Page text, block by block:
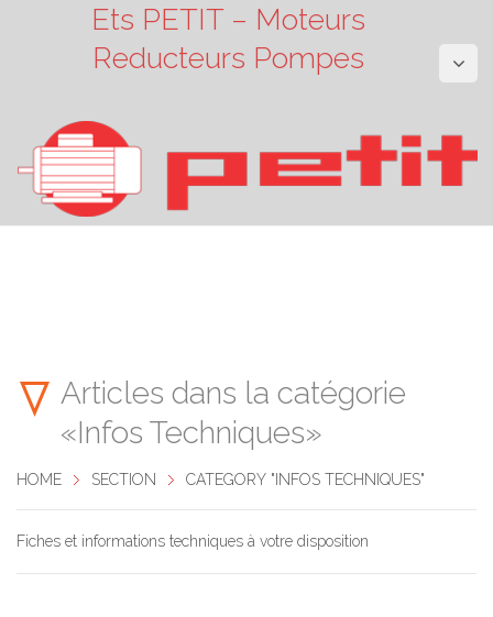
Ets PETIT – Moteurs
Reducteurs Pompes
Articles dans la catégorie
«Infos Techniques»
HOME SECTION CATEGORY "INFOS TECHNIQUES"
Fiches et informations techniques à votre disposition